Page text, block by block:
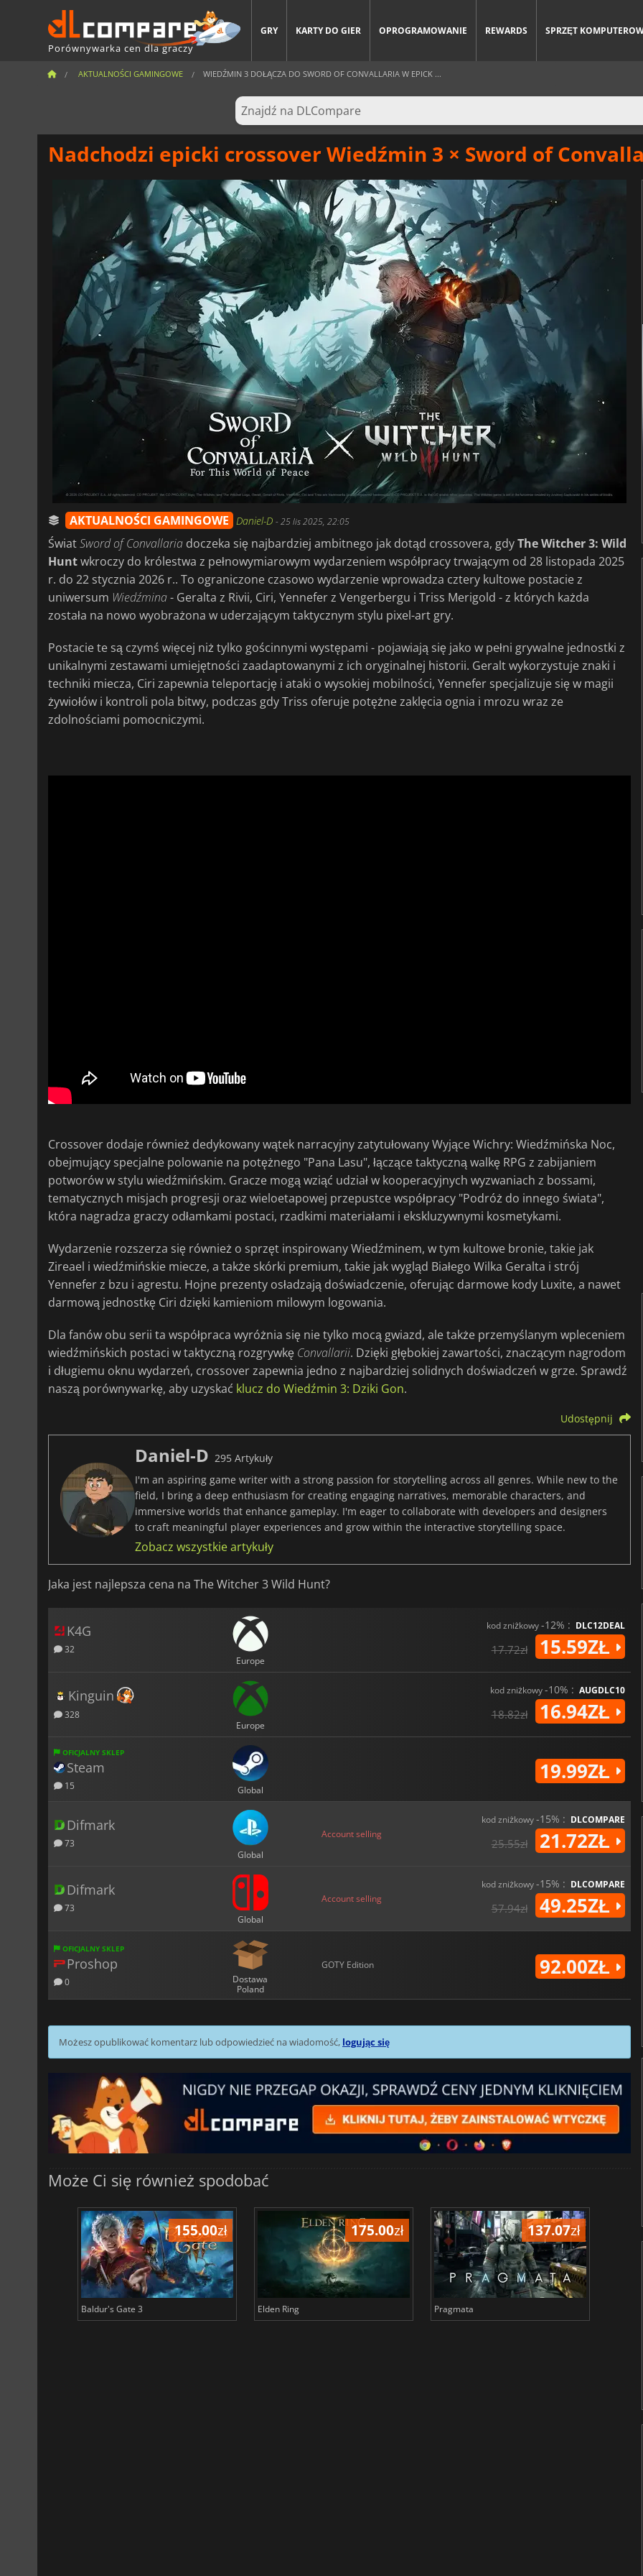
Porównywarka cen dla graczy
GRY KARTY DO GIER OPROGRAMOWANIE REWARDS SPRZĘT
AKTUALNOŚCI GAMINGOWE WIEDŹMIN 3 DOŁĄCZA DO SWORD OF CONVALLARIA W EPICK ...
Nadchodzi epicki crossover Wiedźmin 3 × Sword of
AKTUALNOŚCI GAMINGOWE Daniel-D -25 lis 2025, 22:05
ŚwiatSword of Convallaria doczeka się najbardziej ambitnego jak dotąd crossovera, gdyThe Witcher 3: Wild
Huntwkroczy do królestwa z pełnowymiarowym wydarzeniem współpracy trwającym od 28 listopada 2025
r. do 22 stycznia 2026 r.. To ograniczone czasowo wydarzenie wprowadza cztery kultowe postacie z
uniwersum Wiedźmina- Geralta z Rivii, Ciri, Yennefer z Vengerbergu i Triss Merigold - z których każda
została na nowo wyobrażona w uderzającym taktycznym stylu pixel-art gry.
Postacie te są czymś więcej niż tylko gościnnymi występami - pojawiają się jako w pełni grywalne jednostki z
unikalnymi zestawami umiejętności zaadaptowanymi z ich oryginalnej historii. Geralt wykorzystuje znaki i
techniki miecza, Ciri zapewnia teleportację i ataki o wysokiej mobilności, Yennefer specjalizuje się w magii
żywiołów i kontroli pola bitwy, podczas gdy Triss oferuje potężne zaklęcia ognia i mrozu wraz ze
zdolnościami pomocniczymi.
Crossover dodaje również dedykowany wątek narracyjny zatytułowany Wyjące Wichry: Wiedźmińska Noc,
obejmujący specjalne polowanie na potężnego "Pana Lasu", łączące taktyczną walkę RPG z zabijaniem
potworów w stylu wiedźmińskim. Gracze mogą wziąć udział w kooperacyjnych wyzwaniach z bossami,
tematycznych misjach progresji oraz wieloetapowej przepustce współpracy "Podróż do innego świata",
która nagradza graczy odłamkami postaci, rzadkimi materiałami i ekskluzywnymi kosmetykami.
Wydarzenie rozszerza się również o sprzęt inspirowany Wiedźminem, w tym kultowe bronie, takie jak
Zireael i wiedźmińskie miecze, a także skórki premium, takie jak wygląd Białego Wilka Geralta i strój
Yennefer z bzu i agrestu. Hojne prezenty osładzają doświadczenie, oferując darmowe kody Luxite, a nawet
darmową jednostkę Ciri dzięki kamieniom milowym logowania.
Dla fanów obu serii ta współpraca wyróżnia się nie tylko mocą gwiazd, ale także przemyślanym wpleceniem
wiedźmińskich postaci w taktyczną rozgrywkę Convallarii. Dzięki głębokiej zawartości, znaczącym nagrodom
i długiemu oknu wydarzeń, crossover zapewnia jedno z najbardziej solidnych doświadczeń w grze. Sprawdź
naszą porównywarkę, aby uzyskać klucz do Wiedźmin 3: Dziki Gon.
Udostępnij
Daniel-D 295 Artykuły
I'm an aspiring game writer with a strong passion for storytelling across all genres. While new to the
field, I bring a deep enthusiasm for creating engaging narratives, memorable characters, and
immersive worlds that enhance gameplay. I'm eager to collaborate with developers and designers
to craft meaningful player experiences and grow within the interactive storytelling space.
Zobacz wszystkie artykuły
Jaka jest najlepsza cena na The Witcher 3 Wild Hunt?
K4G
32
Europe
kod zniżkowy-12% : DLC12DEAL
17.72zł 15.59ZŁ
Kinguin
328
Europe
kod zniżkowy-10% : AUGDLC10
18.82zł 16.94ZŁ
OFICJALNY SKLEP
Steam
15 Global
19.99ZŁ
Difmark
73
Global
Account selling
kod zniżkowy-15% : DLCOMPARE
25.55zł 21.72ZŁ
Difmark
73
Global
Account selling
kod zniżkowy-15% : DLCOMPARE
57.94zł 49.25ZŁ
OFICJALNY SKLEP
Proshop
0
Dostawa
Poland
GOTY Edition 92.00ZŁ
Możesz opublikować komentarz lub odpowiedzieć na wiadomość, logując się
Może Ci się również spodobać
155.00zł
Baldur's Gate 3
175.00zł
Elden Ring
137.07zł
Pragmata